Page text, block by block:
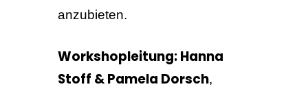
anzubieten.
Workshopleitung: Hanna
Stoff & Pamela Dorsch,